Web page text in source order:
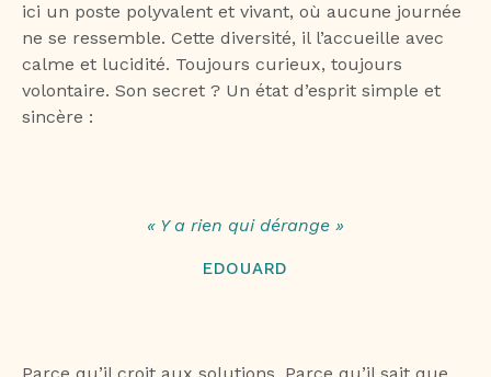
ici un poste polyvalent et vivant, où aucune journée
ne se ressemble. Cette diversité, il l’accueille avec
calme et lucidité. Toujours curieux, toujours
volontaire. Son secret ? Un état d’esprit simple et
sincère :
« Y a rien qui dérange »
EDOUARD